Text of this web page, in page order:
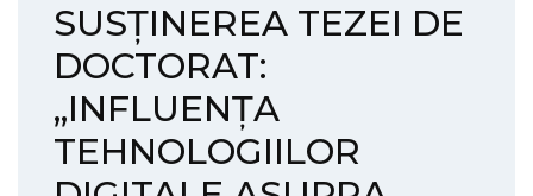
SUSȚINEREA TEZEI DE
DOCTORAT:
„INFLUENȚA
TEHNOLOGIILOR